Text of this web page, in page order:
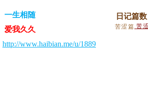
一生相随
爱我久久
http://www.haibian.me/u/1889
日记篇
苦涩篇 苦